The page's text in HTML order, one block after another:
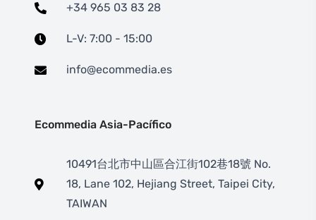
+34 965 03 83 28
L-V: 7:00 - 15:00
info@ecommedia.es
Ecommedia Asia-Pacífico
10491台北市中山區合江街102巷18號 No.
18, Lane 102, Hejiang Street, Taipei City,
TAIWAN